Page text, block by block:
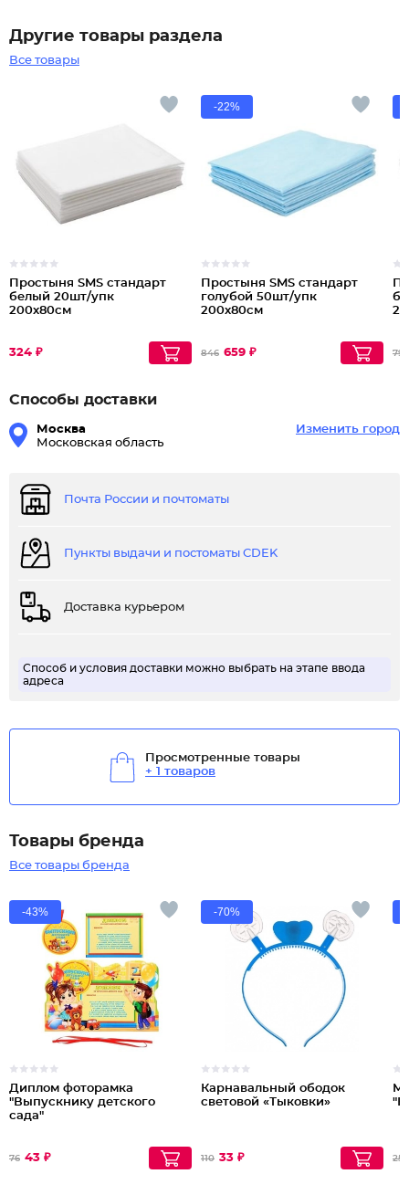
Другие товары раздела
Все товары
Простыня SMS стандарт
белый 20шт/упк
200х80см
324 ₽
-22%
Простыня SMS стандарт
голубой 50шт/упк
200х80см
846 659 ₽ 790
Способы доставки
Москва
Московская область
Изменить город
Почта России и почтоматы
Пункты выдачи и постоматы CDEK
Доставка курьером
Способ и условия доставки можно выбрать на этапе ввода
адреса
Просмотренные товары
+ 1 товаров
Товары бренда
Все товары бренда
-43%
Диплом фоторамка
"Выпускнику детского
сада"
76 43 ₽
-70%
Карнавальный ободок
световой «Тыковки»
110 33 ₽ 255